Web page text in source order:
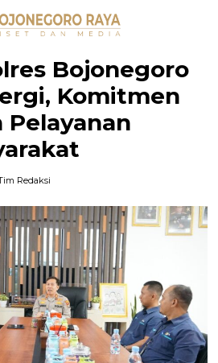
Bojonegoro
Komitmen
Redaksi